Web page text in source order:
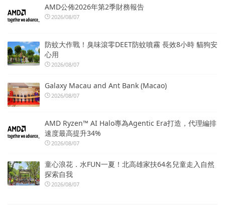
AMD公佈2026年第2季財務報告
2026/08/07
防蚊大作戰！臭味滾零DEET防蚊噴霧 長效8小時 貓狗安
心用
2026/08/07
Galaxy Macau and Ant Bank (Macao)
2026/08/07
AMD Ryzen™ AI Halo專為Agentic Era打造，代理編排
速度最高提升34%
2026/08/07
童心浪花．水FUN一夏！北高雄家扶64名兒童走入自然
探索自我
2026/08/07